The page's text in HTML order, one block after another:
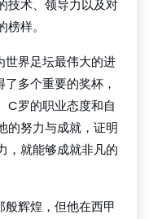
技术、领导力以及对
样。
界足坛最伟大的进
多个重要的奖杯，
C罗的职业态度和自
的努力与成就，证明
，就能够成就非凡的
辉煌，但他在西甲